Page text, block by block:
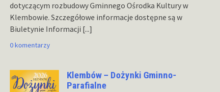
dotyczącym rozbudowy Gminnego Ośrodka Kultury w
Klembowie. Szczegółowe informacje dostępne są w
Biuletynie Informacji [...]
0 komentarzy
Klembów – Dożynki Gminno-
Parafialne